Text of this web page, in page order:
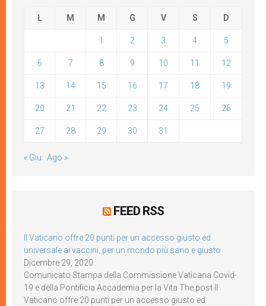
L M M G V S D
1 2 3 4 5
6 7 8 9 10 11 12
13 14 15 16 17 18 19
20 21 22 23 24 25 26
27 28 29 30 31
« Giu Ago »
FEED RSS
Il Vaticano offre 20 punti per un accesso giusto ed
universale ai vaccini, per un mondo più sano e giusto
Dicembre 29, 2020
Comunicato Stampa della Commissione Vaticana Covid-
19 e della Pontificia Accademia per la Vita The post Il
Vaticano offre 20 punti per un accesso giusto ed